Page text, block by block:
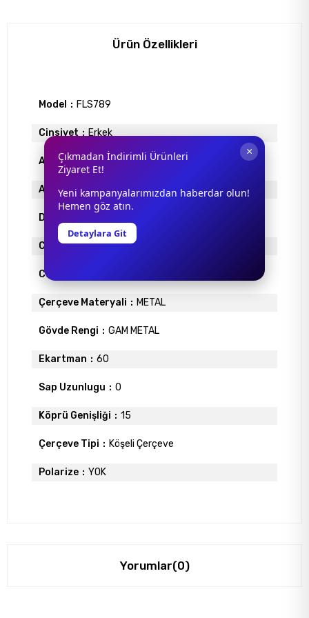
Ürün Özellikleri
Model FLS789
Cinsiyet Erkek
Antrefle Kaplama YOK
Ayna YOK
Degrade
Cam Materyali ORGANİK
Cam Rengi
Çerçeve Materyali METAL
Gövde Rengi GAM METAL
Ekartman 60
Sap Uzunlugu 0
Köprü Genişliği 15
Çerçeve Tipi Köşeli Çerçeve
Polarize YOK
Yorumlar(0)
×
Çıkmadan İndirimli Ürünleri
Ziyaret Et!
Yeni kampanyalarımızdan haberdar olun!
Hemen göz atın.
Detaylara Git